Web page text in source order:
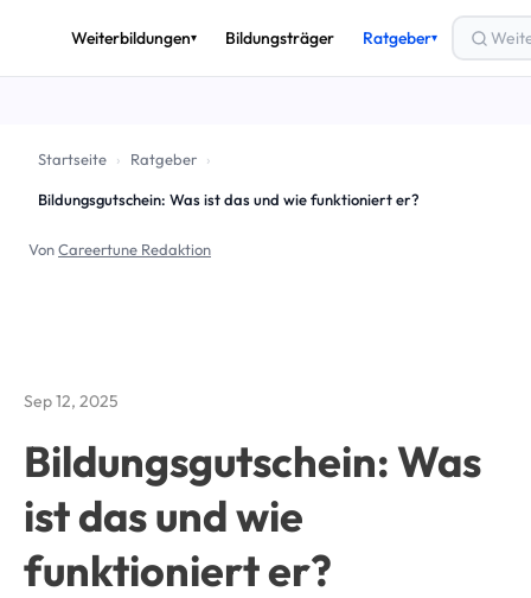
Weiterbildungen▾ Bildungsträger Ratgeber▾
💶
Startseite › Ratgeber ›
Bildungsgutschein: Was ist das und wie funktioniert er?
VonCareertune Redaktion
Sep 12, 2025
Bildungsgutschein: Was
ist das und wie
funktioniert er?